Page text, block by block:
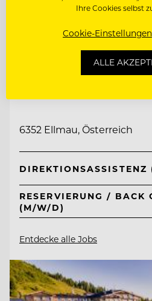
TOP ARBEITGEBER
6352 Ellmau, Österreich
RESERVIERUNG / BACK
(M/W/D)
Entdecke alle Jobs
Ihre Cookies selbst
Cookie-Einstellungen
ALLE